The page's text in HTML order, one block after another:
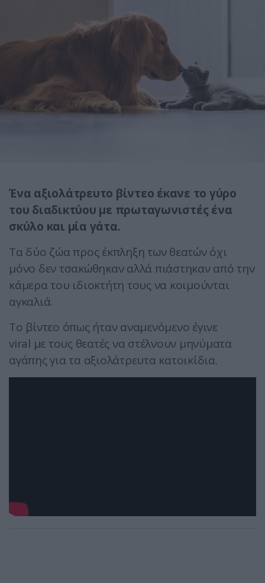
Ένα αξιολάτρευτο βίντεο έκανε το γύρο
του διαδικτύου με πρωταγωνιστές ένα
σκύλο και μία γάτα.
Τα δύο ζώα προς έκπληξη των θεατών όχι
μόνο δεν τσακώθηκαν αλλά πιάστηκαν από την
κάμερα του ιδιοκτήτη τους να κοιμούνται
αγκαλιά.
Το βίντεο όπως ήταν αναμενόμενο έγινε
viral με τους θεατές να στέλνουν μηνύματα
αγάπης για τα αξιολάτρευτα κατοικίδια.